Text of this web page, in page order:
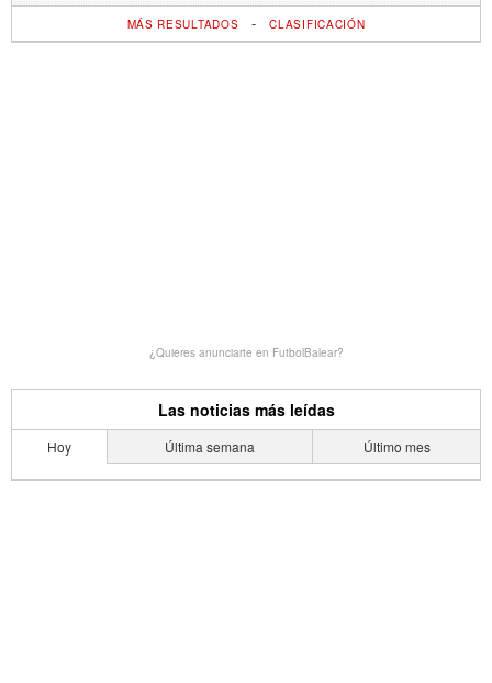
MÁS RESULTADOS -CLASIFICACIÓN
¿Quieres anunciarte en FutbolBalear?
Las noticias más leídas
Hoy Última semana Último mes